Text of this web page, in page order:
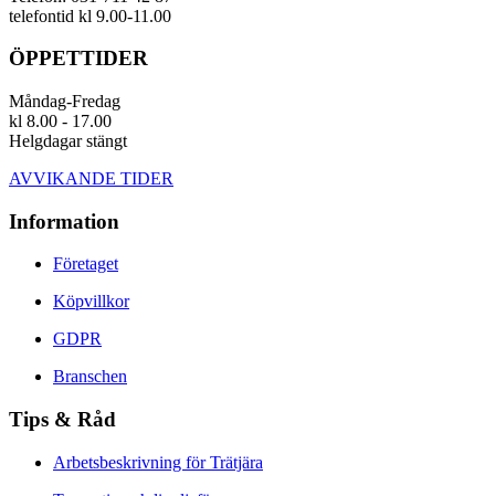
telefontid kl 9.00-11.00
ÖPPETTIDER
Måndag-Fredag
kl 8.00 - 17.00
Helgdagar stängt
AVVIKANDE TIDER
Information
Företaget
Köpvillkor
GDPR
Branschen
Tips & Råd
Arbetsbeskrivning för Trätjära